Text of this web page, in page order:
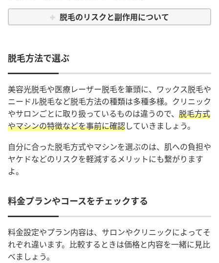
脱毛のリスクと副作用について
脱毛方法で選ぶ
美容光脱毛や医療レーザー脱毛を筆頭に、ワックス脱毛や
ニードル脱毛など脱毛方法の種類は多種多様。クリニック
やサロンごとに取り扱っているものは違うので、 脱毛方式
やマシンの特徴などを事前に確認していきましょう。
自分に合った脱毛方式やマシンを選ぶのは、肌への負担や
ヤケドなどのリスクを軽減するメリットにも繋がります
よ。
料金プランやコースをチェックする
料金設定やプラン内容は、サロンやクリニックによってそ
れぞれ違います。比較するときは価格と内容を一緒に見比
べましょう。